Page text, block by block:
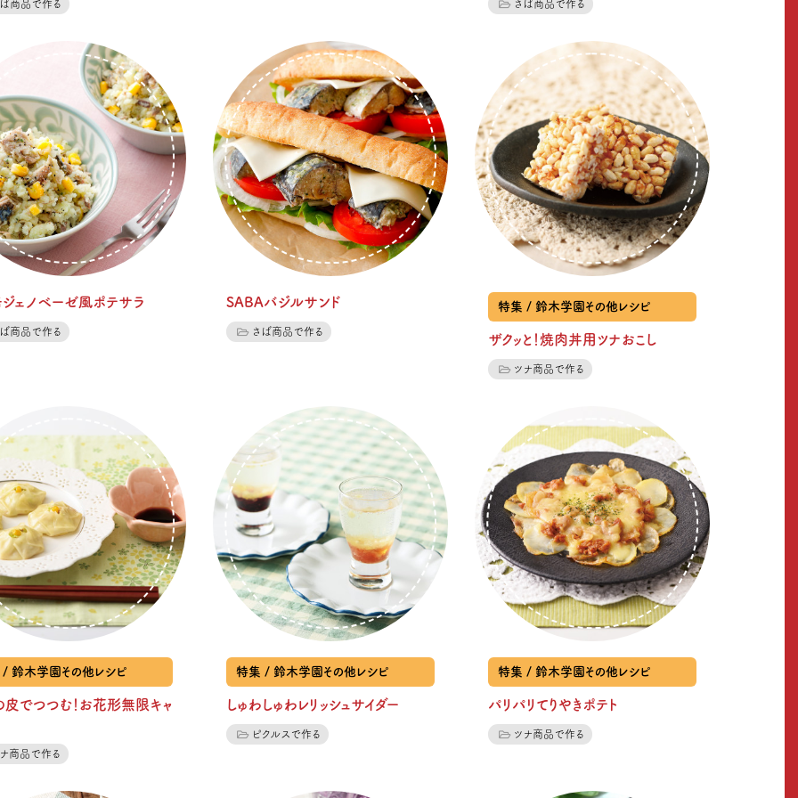
商品で作る さば商品で作る
ェノベーゼ風ポテサラ
商品で作る
SABAバジルサンド
さば商品で作る
特集 / 鈴木学園その他レシピ
ザクッと！焼肉丼用ツナおこし
ツナ商品で作る
鈴木学園その他レシピ
皮でつつむ！お花形無限キャ
商品で作る
特集 / 鈴木学園その他レシピ
しゅわしゅわレリッシュサイダー
ピクルスで作る
特集 / 鈴木学園その他レシピ
パリパリてりやきポテト
ツナ商品で作る